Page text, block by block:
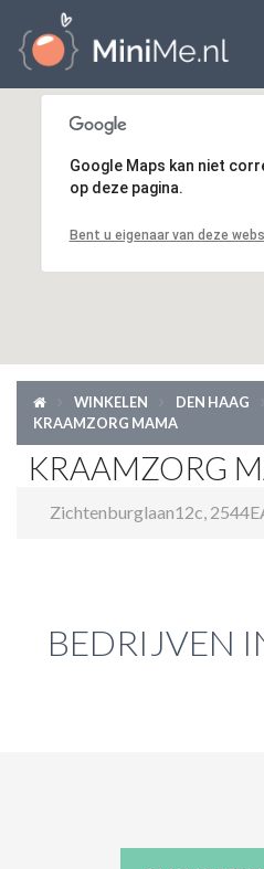
ZWANGER WORDEN
ZWANGER
PEUTER
LIFESTYLE
Google Maps kan niet
op deze pagina.
Bent u eigenaar van deze
WINKELEN DEN HAAG
KRAAMZORG MAMA
KRAAMZORG
Zichtenburglaan12c,
BEDRIJVEN